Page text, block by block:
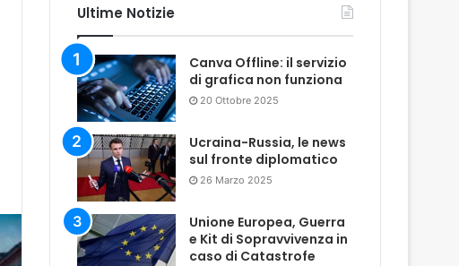
Ultime Notizie
Canva Offline: il servizio
di grafica non funziona
20 Ottobre 2025
Ucraina-Russia, le news
sul fronte diplomatico
26 Marzo 2025
Unione Europea, Guerra
e Kit di Sopravvivenza in
caso di Catastrofe